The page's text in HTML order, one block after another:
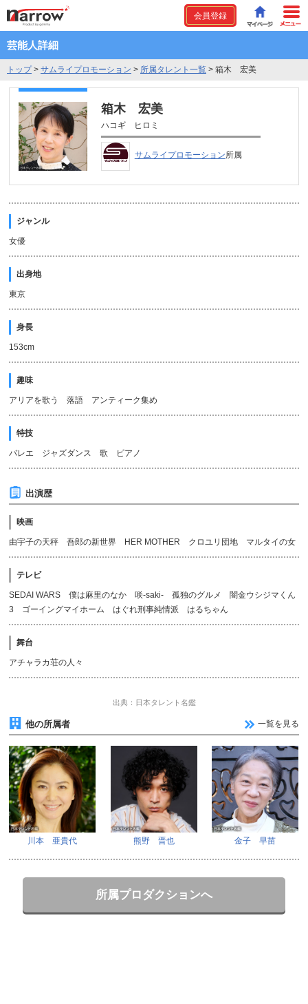
会員登録
芸能人詳細
トップ> サムライプロモーション > 所属タレント一覧 > 箱木 宏美
箱木 宏美
ハコギ ヒロミ
サムライプロモーション所属
ジャンル
女優
出身地
東京
身長
153cm
趣味
アリアを歌う 落語 アンティーク集め
特技
バレエ ジャズダンス 歌 ピアノ
出演歴
映画
由宇子の天秤 吾郎の新世界 HER MOTHER クロユリ団地 マルタイの女
テレビ
SEDAI WARS 僕は麻里のなか 咲-saki- 孤独のグルメ 闇金ウシジマくん
3 ゴーイングマイホーム はぐれ刑事純情派 はるちゃん
舞台
アチャラカ荘の人々
出典：日本タレント名鑑
他の所属者 一覧を見る
川本 亜貴代 熊野 晋也 金子 早苗
所属プロダクションへ